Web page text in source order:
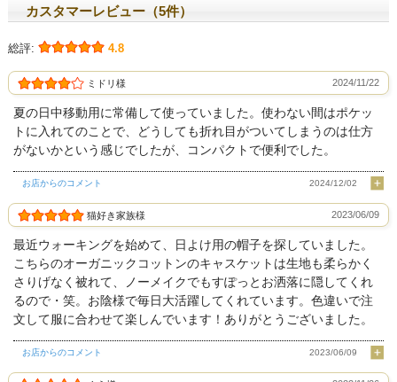
カスタマーレビュー（5件）
総評: 4.8
ミドリ様 2024/11/22
夏の日中移動用に常備して使っていました。使わない間はポケッ
トに入れてのことで、どうしても折れ目がついてしまうのは仕方
がないかという感じでしたが、コンパクトで便利でした。
お店からのコメント 2024/12/02
猫好き家族様 2023/06/09
最近ウォーキングを始めて、日よけ用の帽子を探していました。
こちらのオーガニックコットンのキャスケットは生地も柔らかく
さりげなく被れて、ノーメイクでもすぽっとお洒落に隠してくれ
るので・笑。お陰様で毎日大活躍してくれています。色違いで注
文して服に合わせて楽しんでいます！ありがとうございました。
お店からのコメント 2023/06/09